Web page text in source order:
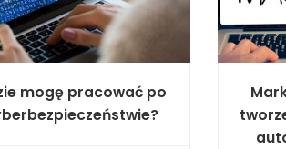
mogę pracować po